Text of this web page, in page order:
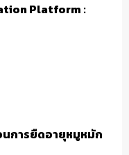
Platform :
การยืดอายุหมูหมัก